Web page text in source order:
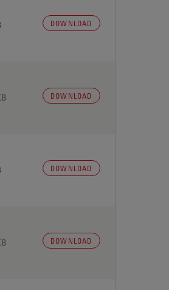
DOWNLOAD
DOWNLOAD
DOWNLOAD
DOWNLOAD